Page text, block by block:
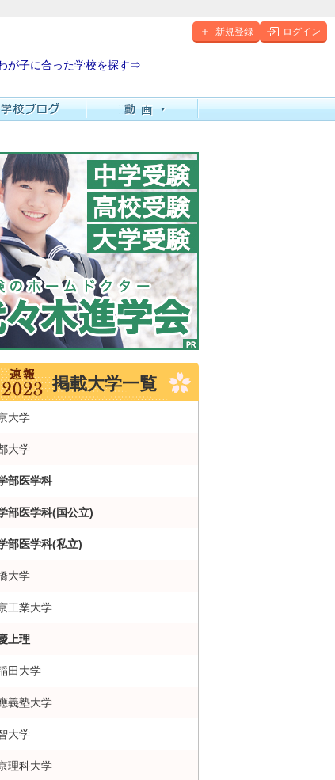
新規登録 ログイン
が子に合った学校を探す⇒
学合格者数ランキング 掲示板
掲載大学一覧
大学
大学
部医学科
部医学科(国公立)
部医学科(私立)
大学
工業大学
上理
田大学
義塾大学
大学
理科大学